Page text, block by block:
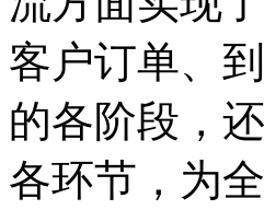
客户订单、
的各阶段，
各环节，为